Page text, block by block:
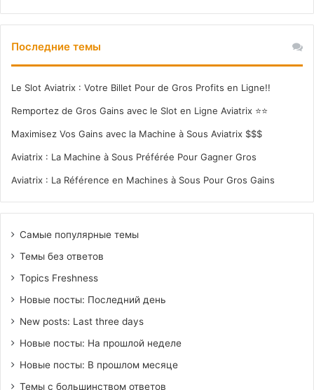
Последние темы
Le Slot Aviatrix : Votre Billet Pour de Gros Profits en Ligne!!
Remportez de Gros Gains avec le Slot en Ligne Aviatrix ⭐⭐
Maximisez Vos Gains avec la Machine à Sous Aviatrix $$$
Aviatrix : La Machine à Sous Préférée Pour Gagner Gros
Aviatrix : La Référence en Machines à Sous Pour Gros Gains
Самые популярные темы
Темы без ответов
Topics Freshness
Новые посты: Последний день
New posts: Last three days
Новые посты: На прошлой неделе
Новые посты: В прошлом месяце
Темы с большинством ответов